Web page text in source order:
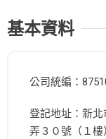
基本資料
公司統編：
登記地址：新
弄３０號（１樓